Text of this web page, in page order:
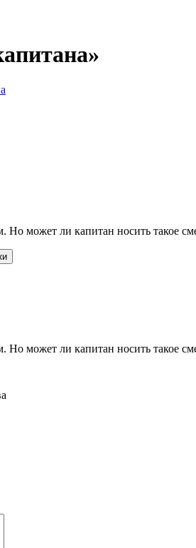
Но может ли капитан носить такое
Но может ли капитан носить такое